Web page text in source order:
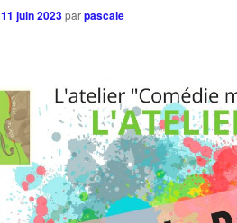
11 juin 2023parpascale